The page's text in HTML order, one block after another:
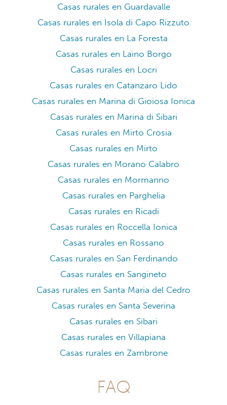
Casas rurales en Guardavalle
Casas rurales en Isola di Capo Rizzuto
Casas rurales en La Foresta
Casas rurales en Laino Borgo
Casas rurales en Locri
Casas rurales en Catanzaro Lido
Casas rurales en Marina di Gioiosa Ionica
Casas rurales en Marina di Sibari
Casas rurales en Mirto Crosia
Casas rurales en Mirto
Casas rurales en Morano Calabro
Casas rurales en Mormanno
Casas rurales en Parghelia
Casas rurales en Ricadi
Casas rurales en Roccella Ionica
Casas rurales en Rossano
Casas rurales en San Ferdinando
Casas rurales en Sangineto
Casas rurales en Santa Maria del Cedro
Casas rurales en Santa Severina
Casas rurales en Sibari
Casas rurales en Villapiana
Casas rurales en Zambrone
FAQ